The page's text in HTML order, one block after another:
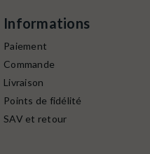
Informations
Paiement
Commande
Livraison
Points de fidélité
SAV et retour